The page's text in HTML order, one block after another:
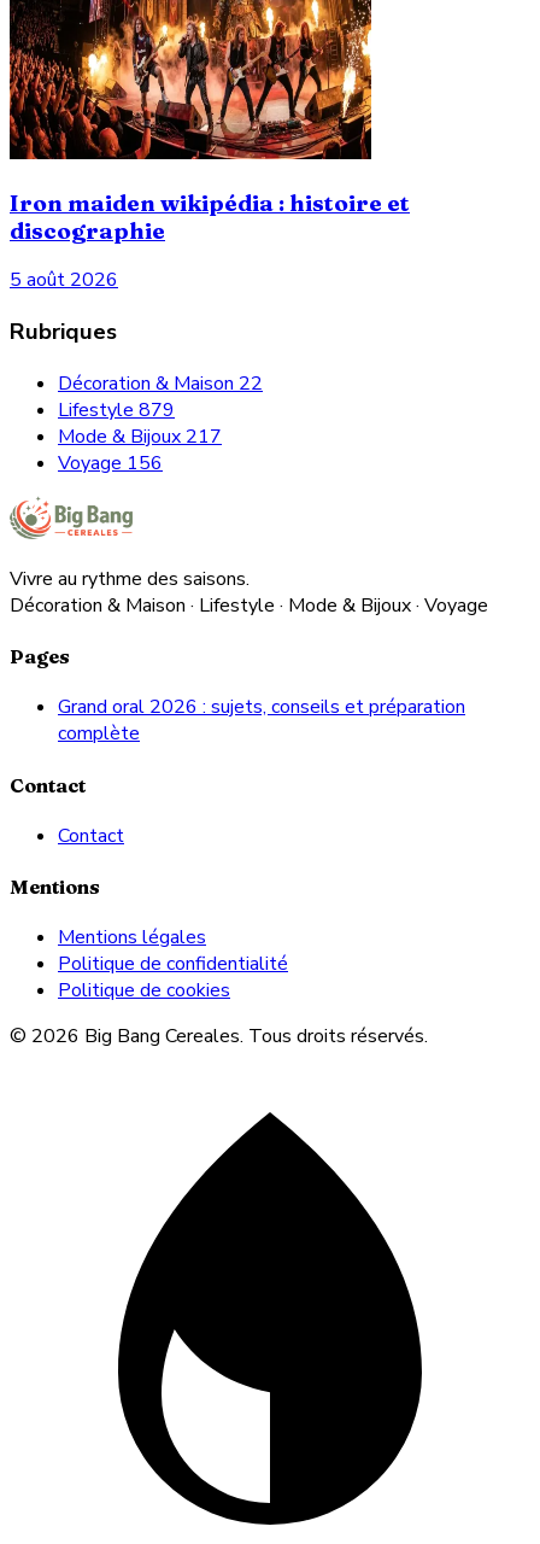
Iron maiden wikipédia : histoire et
discographie
5 août 2026
Rubriques
Décoration & Maison 22
Lifestyle 879
Mode & Bijoux 217
Voyage 156
Vivre au rythme des saisons.
Décoration & Maison · Lifestyle · Mode & Bijoux · Voyage
Pages
Grand oral 2026 : sujets, conseils et préparation
complète
Contact
Contact
Mentions
Mentions légales
Politique de confidentialité
Politique de cookies
© 2026 Big Bang Cereales. Tous droits réservés.